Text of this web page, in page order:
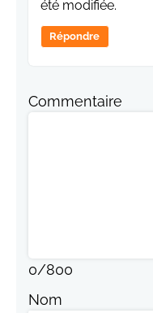
été modifiée.
Répondre
Commentaire
0/800
Nom